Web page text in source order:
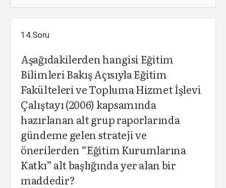
14.Soru
Aşağıdakilerden hangisi Eğitim
Bilimleri Bakış Açısıyla Eğitim
Fakülteleri ve Topluma Hizmet İşlevi
Çalıştayı (2006) kapsamında
hazırlanan alt grup raporlarında
gündeme gelen strateji ve
önerilerden “Eğitim Kurumlarına
Katkı” alt başlığında yer alan bir
maddedir?